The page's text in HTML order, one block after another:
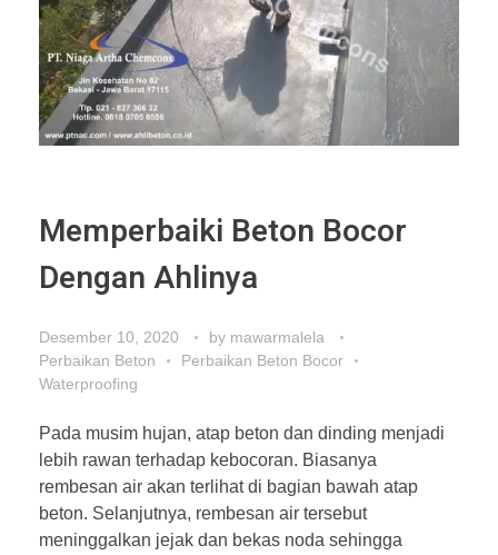
Memperbaiki Beton Bocor
Dengan Ahlinya
Desember 10, 2020 by mawarmalela
Perbaikan Beton
Perbaikan Beton Bocor
Waterproofing
Pada musim hujan, atap beton dan dinding menjadi
lebih rawan terhadap kebocoran. Biasanya
rembesan air akan terlihat di bagian bawah atap
beton. Selanjutnya, rembesan air tersebut
meninggalkan jejak dan bekas noda sehingga